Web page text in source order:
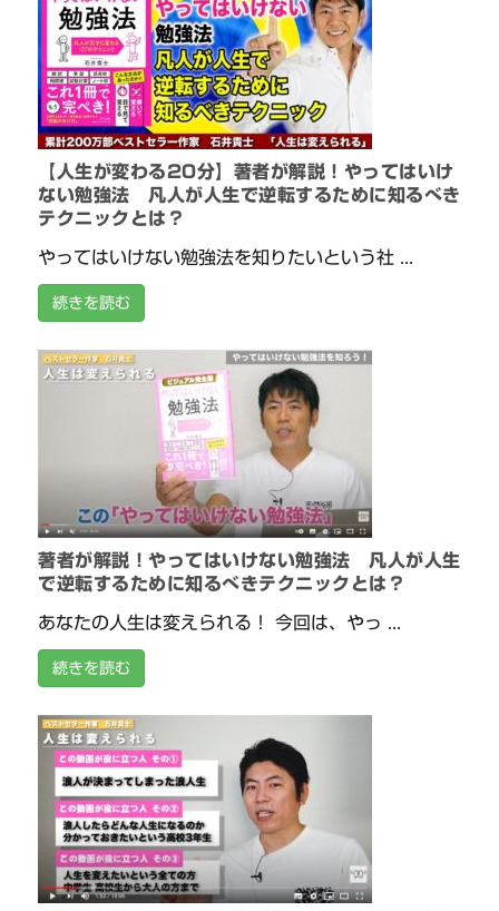
【人生が変わる20分】著者が解説！やってはいけ
ない勉強法 凡人が人生で逆転するために知るべき
テクニックとは？
やってはいけない勉強法を知りたいという社 ...
続きを読む
著者が解説！やってはいけない勉強法 凡人が人生
で逆転するために知るべきテクニックとは？
あなたの人生は変えられる！ 今回は、やっ ...
続きを読む